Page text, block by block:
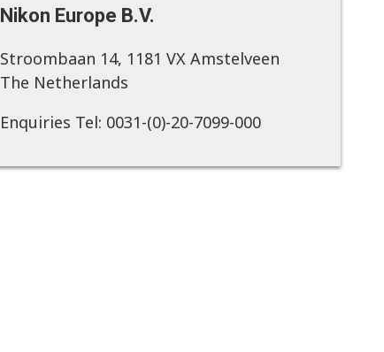
Nikon Europe B.V.
Stroombaan 14, 1181 VX Amstelveen
The Netherlands
Enquiries Tel: 0031-(0)-20-7099-000